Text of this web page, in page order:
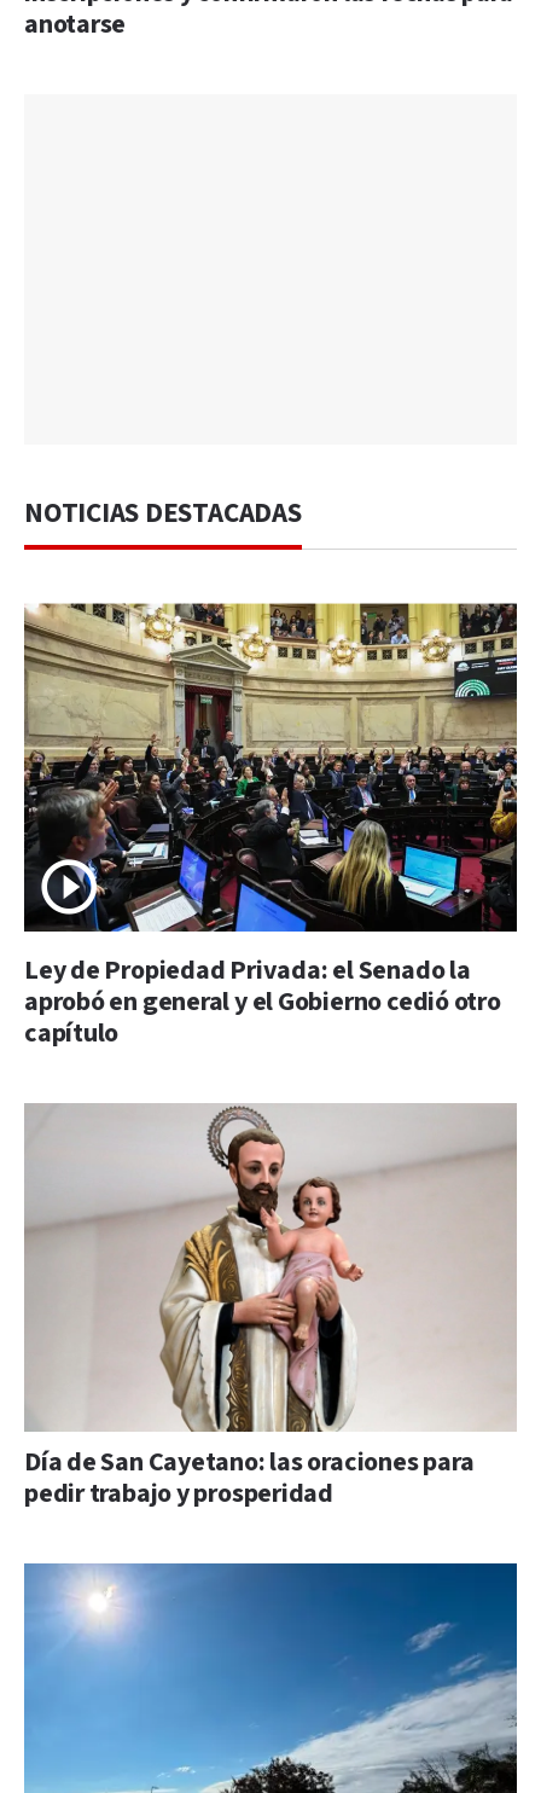
anotarse
NOTICIAS DESTACADAS
Ley de Propiedad Privada: el Senado la
aprobó en general y el Gobierno cedió otro
capítulo
Día de San Cayetano: las oraciones para
pedir trabajo y prosperidad